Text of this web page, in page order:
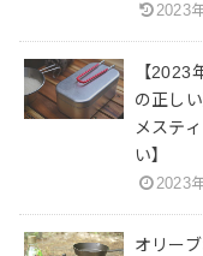
2023
【2023
の正し
メステ
い】
2023
オリー